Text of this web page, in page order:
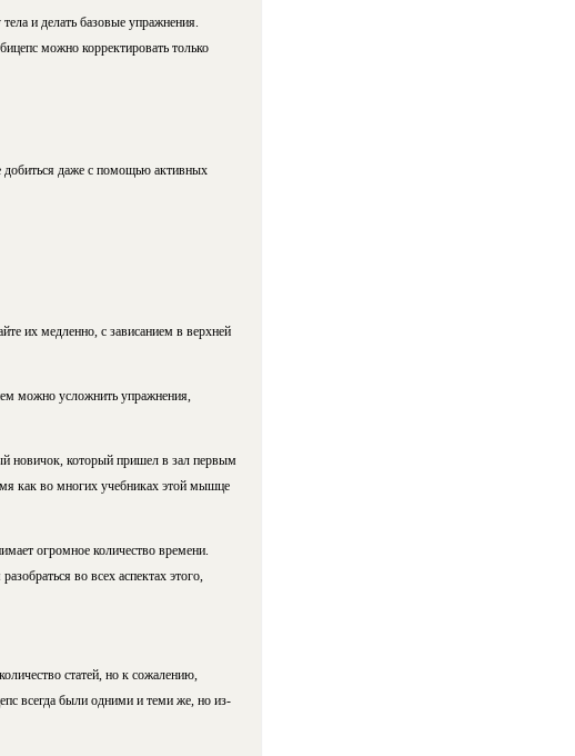
и делать базовые упражнения.
можно корректировать только
добиться даже с помощью активных
их медленно, с зависанием в верхней
можно усложнить упражнения,
новичок, который пришел в зал первым
как во многих учебниках этой мышце
огромное количество времени.
во всех аспектах этого,
статей, но к сожалению,
всегда были одними и теми же, но из-